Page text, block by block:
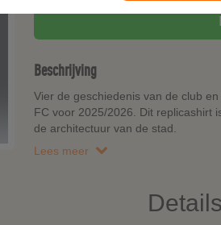
Beschrijving
Vier de geschiedenis van de club
FC voor 2025/2026. Dit replicashirt
de architectuur van de stad.
Lees meer
Details